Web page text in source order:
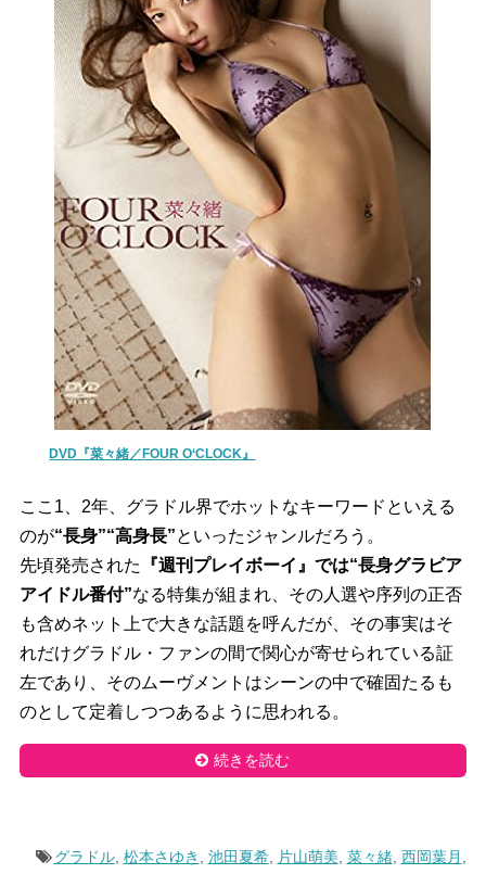
DVD『菜々緒／FOUR O‘CLOCK』
ここ1、2年、グラドル界でホットなキーワードといえる
のが“長身”“高身長”といったジャンルだろう。
先頃発売された
『週刊プレイボーイ』では“長身グラビア
アイドル番付”なる特集が組まれ、その人選や序列の正否
も含めネット上で大きな話題を呼んだが、その事実はそ
れだけグラドル・ファンの間で関心が寄せられている証
左であり、そのムーヴメントはシーンの中で確固たるも
のとして定着しつつあるように思われる。
続きを読む
グラドル, 松本さゆき 池田夏希, 片山萌美 菜々緒, 西岡葉月